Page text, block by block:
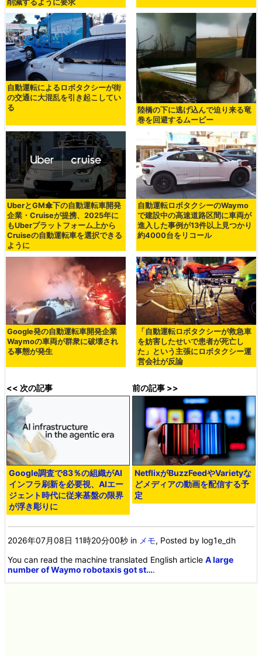
削減するように要求
自動運転によるロボタクシーが街
の交通に大混乱を引き起こしてい
る
陸橋の下に逃げ込んで迫り来る竜
巻を回避するムービー
UberとGM傘下の自動運転車開発
企業・Cruiseが提携、2025年に
もUberプラットフォーム上から
Cruiseの自動運転車を選択できる
ように
自動運転ロボタクシーのWaymo
で建設中の高速道路区間に車両が
進入した事例が13件以上見つかり
約4000台をリコール
Google発の自動運転車開発企業
Waymoの車両が群衆に破壊され
る事態が発生
「自動運転ロボタクシーが救急車
を妨害したせいで患者が死亡し
た」という主張にロボタクシー運
営会社が反論
<< 次の記事
Google調査で83％の組織がAI
インフラ刷新を必要視、AIエー
ジェント時代に従来基盤の限界
が浮き彫りに
前の記事 >>
NetflixがBuzzFeedやVarietyな
どメディアの動画を配信する予
定
2026年07月08日 11時20分00秒 in メモ, Posted by log1e_dh
You can read the machine translated English articleA large
number of Waymo robotaxis got st….